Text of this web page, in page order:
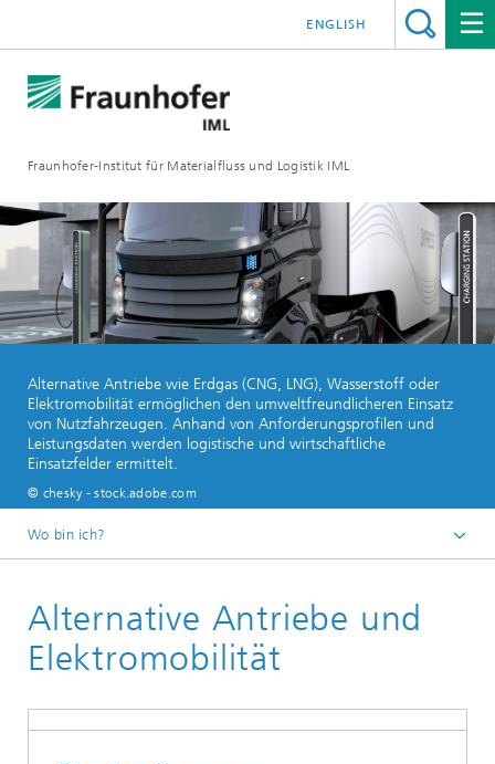
Fraunhofer-Institut für Materialfluss und Logistik IML
ENGLISH
Alternative Antriebe wie Erdgas (CNG, LNG), Wasserstoff oder
Elektromobilität ermöglichen den umweltfreundlicheren Einsatz
von Nutzfahrzeugen. Anhand von Anforderungsprofilen und
Leistungsdaten werden logistische und wirtschaftliche
Einsatzfelder ermittelt.
© chesky - stock.adobe.com
Wo bin ich?
Abteilungen
Logistik, Verkehr und Umwelt
Alternative Antriebe und
Elektromobilität